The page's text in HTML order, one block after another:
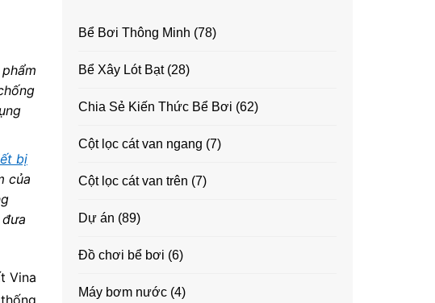
bị
của
Vina
Bể Bơi Thông Minh (78)
Bể Xây Lót Bạt(28)
Chia Sẻ Kiến Thức Bể Bơi (62)
Cột lọc cát van ngang (7)
Cột lọc cát van trên (7)
Dự án (89)
Đồ chơi bể bơi (6)
Máy bơm nước (4)